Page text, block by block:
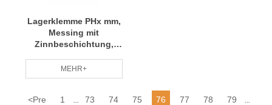
Lagerklemme PHx mm,
Messing mit
Zinnbeschichtung,
Leitungsdurchmesser
24~22 TE, P/N 173633-1
MEHR+
<Pre 1 73 74 75 76 77 78 79